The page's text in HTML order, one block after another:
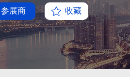
参展商 收藏